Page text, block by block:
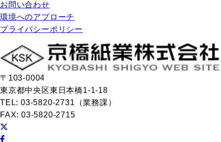
お問い合わせ
環境へのアプローチ
プライバシーポリシー
〒103-0004
東京都中央区東日本橋1-1-18
TEL: 03-5820-2731（業務課）
FAX: 03-5820-2715